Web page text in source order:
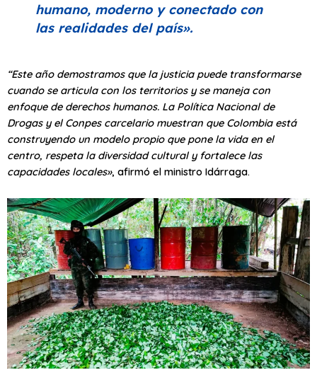
humano, moderno y conectado con
las realidades del país».
“Este año demostramos que la justicia puede transformarse
cuando se articula con los territorios y se maneja con
enfoque de derechos humanos. La Política Nacional de
Drogas y el Conpes carcelario muestran que Colombia está
construyendo un modelo propio que pone la vida en el
centro, respeta la diversidad cultural y fortalece las
capacidades locales», afirmó el ministro Idárraga.